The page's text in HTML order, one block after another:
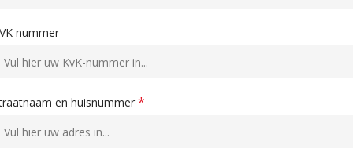
nummer
en huisnummer *